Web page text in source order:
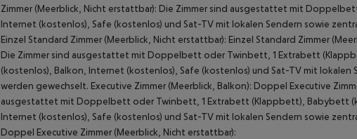
Zimmer (Meerblick, Nicht erstattbar): Die Zimmer sind ausgestattet mit
Internet (kostenlos), Safe (kostenlos) und Sat-TV mit lokalen Sendern sowie
Einzel Standard Zimmer (Meerblick, Nicht erstattbar): Einzel Standard Zimmer
Die Zimmer sind ausgestattet mit Doppelbett oder Twinbett, 1 Extrabett
(kostenlos), Balkon, Internet (kostenlos), Safe (kostenlos) und Sat-TV mit
werden gewechselt. Executive Zimmer (Meerblick, Balkon): Doppel Executive
ausgestattet mit Doppelbett oder Twinbett, 1 Extrabett (Klappbett), Babybett
Internet (kostenlos), Safe (kostenlos) und Sat-TV mit lokalen Sendern sowie
Doppel Executive Zimmer (Meerblick, Nicht erstattbar):